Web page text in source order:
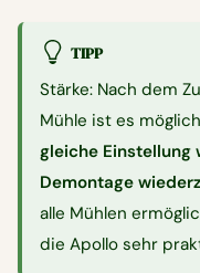
TIPP
Stärke: Nach dem
Mühle ist es
gleiche Einstellung
Demontage
alle Mühlen
die Apollo sehr